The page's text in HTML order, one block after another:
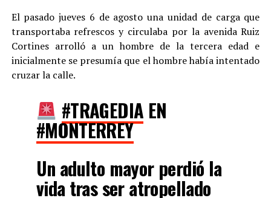
El pasado jueves 6 de agosto una unidad de carga que
transportaba refrescos y circulaba por la avenida Ruiz
Cortines arrolló a un hombre de la tercera edad e
inicialmente se presumía que el hombre había intentado
cruzar la calle.
#TRAGEDIA EN
#MONTERREY
Un adulto mayor perdió la
vida tras ser atropellado